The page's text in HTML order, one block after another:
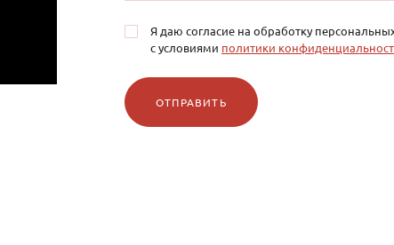
Я даю согласие на обработку
с условиями политики
ОТПРАВИТЬ